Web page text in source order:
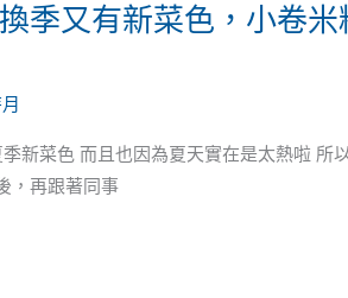
季又有新菜色，小卷
新菜色 而且也因為夏天實在是太熱啦 所
，再跟著同事